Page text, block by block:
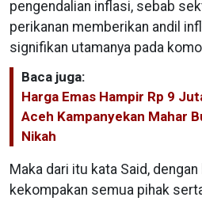
pengendalian inflasi, sebab
perikanan memberikan andil
signifikan utamanya pada
Baca juga:
Harga Emas Hampir Rp 9
Aceh Kampanyekan Mahar
Nikah
Maka dari itu kata Said,
kekompakan semua pihak